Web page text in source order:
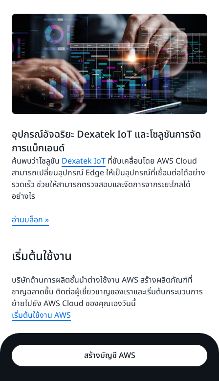
อุปกรณ์อัจฉริยะ Dexatek IoT และโซลูชันการจัด
การแบ็กเอนด์
ค้นพบว่าโซลูชัน Dexatek IoT ที่ขับเคลื่อนโดย AWS Cloud
สามารถเปลี่ยนอุปกรณ์ Edge ให้เป็นอุปกรณ์ที่เชื่อมต่อได้อย่าง
รวดเร็ว ช่วยให้สามารถตรวจสอบและจัดการจากระยะไกลได้
อย่างไร
อ่านบล็อก »
เริ่มต้นใช้งาน
บริษัทด้านการผลิตชั้นนำต่างใช้งาน AWS สร้างผลิตภัณฑ์ที่
ชาญฉลาดขึ้น ติดต่อผู้เชี่ยวชาญของเราและเริ่มต้นกระบวนการ
ย้ายไปยัง AWS Cloud ของคุณเองวันนี้
เริ่มต้นใช้งาน AWS
สร้างบัญชี AWS